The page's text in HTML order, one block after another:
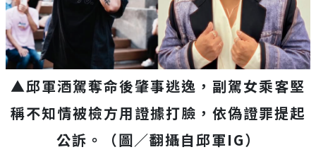
▲邱軍酒駕奪命後肇事逃逸，副駕女乘客堅
稱不知情被檢方用證據打臉，依偽證罪提起
公訴。（圖／翻攝自邱軍IG）